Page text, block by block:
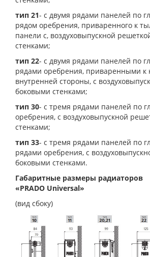
тип 21- с двумя рядами панелей по
рядом оребрения, приваренного к
панели с, воздуховыпускной
стенками;
тип 22- с двумя рядами панелей по
рядами оребрения, приваренными к
внутренней стороны, с
боковыми стенками;
тип 30- с тремя рядами панелей по
оребрения, с воздуховыпускной
стенками;
тип 33- с тремя рядами панелей по
рядами оребрения, с
боковыми стенками.
Габаритные размеры радиаторов
«PRADO Universal»
(вид сбоку)